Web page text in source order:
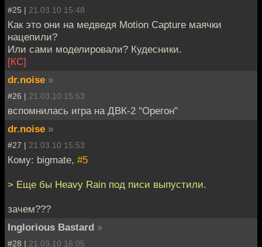
#25 | 21.03.10 15:48
Как это они на медведя Motion Capture маячки
нацепили?
Или сами моделировали? Кудесники.
[КС]
dr.noise »
#26 | 21.03.10 15:53
вспомнилась игра на ДВК-2 "Орегон"
dr.noise »
#27 | 21.03.10 15:53
Кому: bigmate, #5
> Еще бы Heavy Rain под писи выпустили.
зачем???
Inglorious Bastard »
#28 | 21.03.10 16:05